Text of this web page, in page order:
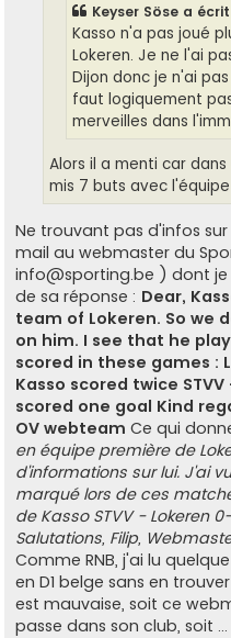
Keyser Söse a
Kasso n'a pas joué
Lokeren. Je ne l'ai
Dijon donc je n'ai
faut logiquement
merveilles dans
Alors il a menti car
mis 7 buts avec
Ne trouvant pas d'infos
mail au webmaster du
info@sporting.be ) dont
de sa réponse : Dear,
team of Lokeren. So we
on him. I see that he
scored in these games :
Kasso scored twice
scored one goal Kind
OV webteam Ce qui
en équipe première de
d'informations sur lui. J'ai
marqué lors de ces
de Kasso STVV - Lokeren
Salutations, Filip,
Comme RNB, j'ai lu
en D1 belge sans en
est mauvaise, soit ce
passe dans son club, soit ...